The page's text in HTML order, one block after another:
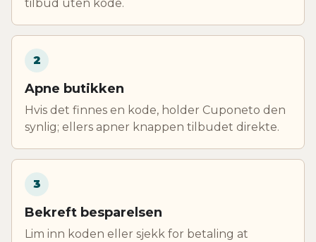
tilbud uten kode.
2
Apne butikken
Hvis det finnes en kode, holder Cuponeto den
synlig; ellers apner knappen tilbudet direkte.
3
Bekreft besparelsen
Lim inn koden eller sjekk for betaling at